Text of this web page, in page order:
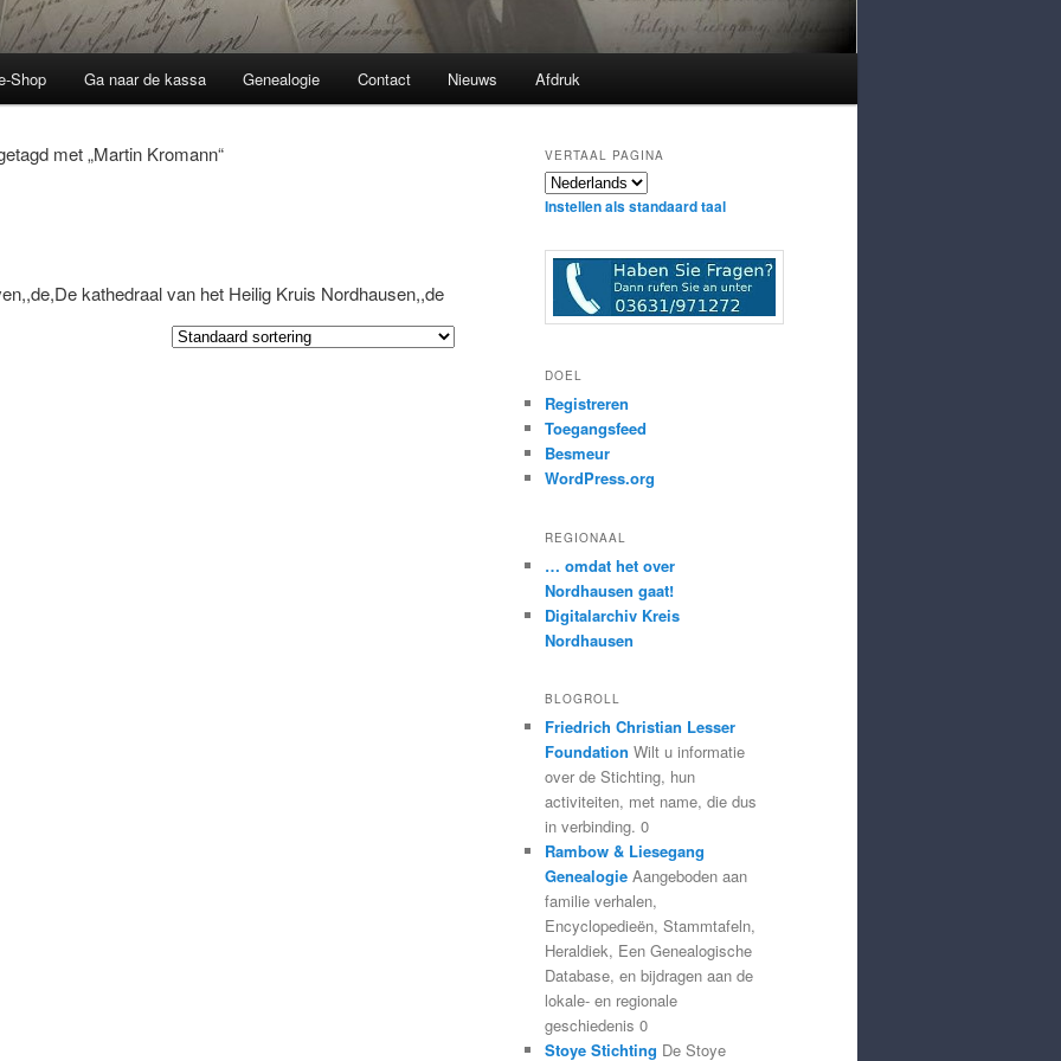
Shop Ga naar de kassa Genealogie Contact Nieuws Afdruk
met „Martin Kromann“
kathedraal van het Heilig Kruis Nordhausen,,de
VERTAAL PAGINA
Instellen als standaard taal
DOEL
Registreren
Toegangsfeed
Besmeur
WordPress.org
REGIONAAL
… omdat het over
Nordhausen gaat!
Digitalarchiv Kreis
Nordhausen
BLOGROLL
Friedrich Christian Lesser
Foundation Wilt u informatie
over de Stichting, hun
activiteiten, met name, die dus
in verbinding. 0
Rambow & Liesegang
Genealogie Aangeboden aan
familie verhalen,
Encyclopedieën, Stammtafeln,
Heraldiek, Een Genealogische
Database, en bijdragen aan de
lokale- en regionale
geschiedenis 0
Stoye Stichting De Stoye